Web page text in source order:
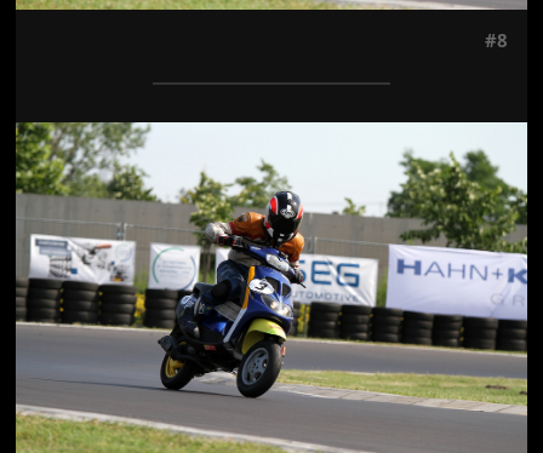
#8
Jön még kép!